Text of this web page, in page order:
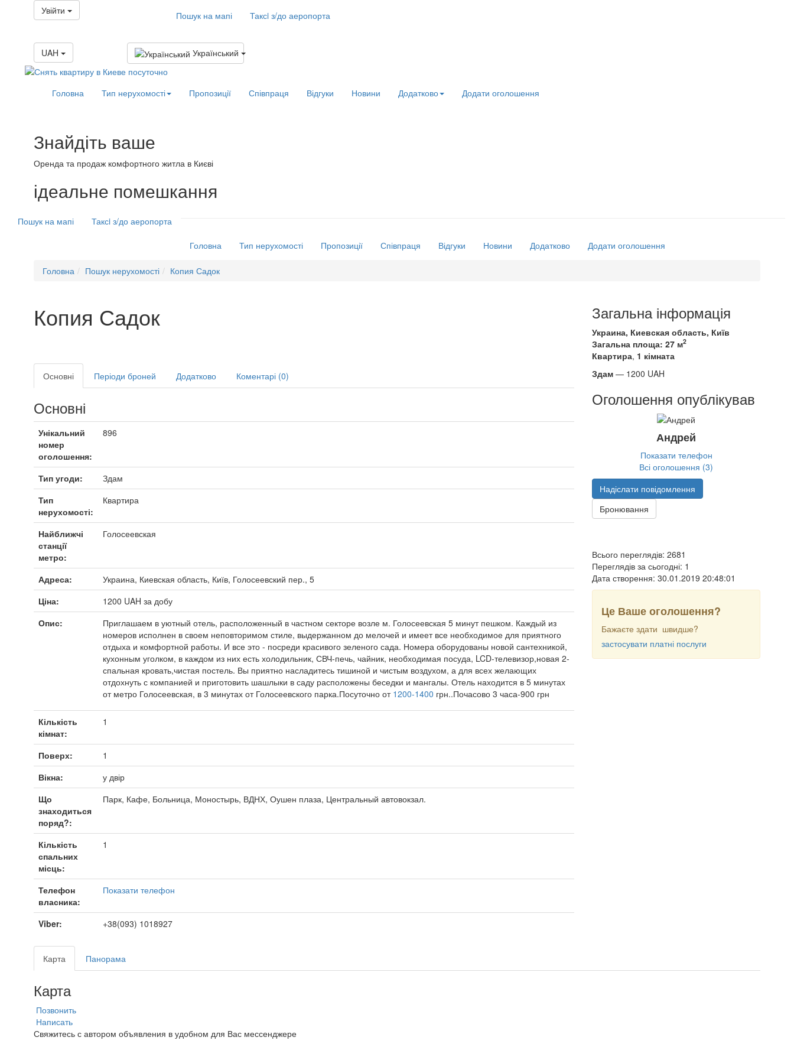
Увійти Пошук на мапі Таксi з/до аеропорта
UAH Український
Головна Тип нерухомості Пропозиції Співпраця Відгуки Новини Додатково Додати оголошення
Знайдіть ваше
Оренда та продаж комфортного житла в Києві
ідеальне помешкання
Пошук на мапі Таксi з/до аеропорта
Головна Тип нерухомості Пропозиції Співпраця Відгуки Новини Додатково Додати оголошення
Головна Пошук нерухомості Копия Садок
Копия Садок
Основні Періоди броней Додатково Коментарі (0)
Основні
Унікальний
номер
оголошення:
896
Тип угоди:
Здам
Тип
нерухомості:
Квартира
Найближчі
станції
метро:
Голосеевская
Адреса:
Украина, Киевская область, Київ, Голосеевский пер., 5
Ціна:
1200 UAH за добу
Опис:
Приглашаем в уютный отель, расположенный в частном секторе возле м. Голосеевская 5 минут пешком. Каждый из
номеров исполнен в своем неповторимом стиле, выдержанном до мелочей и имеет все необходимое для приятного
отдыха и комфортной работы. И все это - посреди красивого зеленого сада. Номера оборудованы новой сантехникой,
кухонным уголком, в каждом из них есть холодильник, СВЧ-печь, чайник, необходимая посуда, LCD-телевизор,новая 2-
спальная кровать,чистая постель. Вы приятно насладитесь тишиной и чистым воздухом, а для всех желающих
отдохнуть с компанией и приготовить шашлыки в саду расположены беседки и мангалы. Отель находится в 5 минутах
от метро Голосеевская, в 3 минутах от Голосеевского парка.Посуточно от 1200-1400 грн..Почасово 3 часа-900 грн
Кількість
кімнат:
1
Поверх:
1
Вікна:
у двір
Що
знаходиться
поряд?:
Парк, Кафе, Больница, Моностырь, ВДНХ, Оушен плаза, Центральный автовокзал.
Кількість
спальних
місць:
1
Телефон
власника:
Показати телефон
Viber: +38(093) 1018927
Загальна інформація
Украина, Киевская область, Київ
Загальна площа: 27 м2
Квартира, 1 кімната
Здам — 1200 UAH
Оголошення опублікував
Андрей
Показати телефон
Всі оголошення (3)
Надіслати повідомлення
Бронювання
Всього переглядів: 2681
Переглядів за сьогодні: 1
Дата створення: 30.01.2019 20:48:01
Це Ваше оголошення?
Бажаєте здати швидше?
застосувати платні послуги
Карта Панорама
Карта
Позвонить
Написать
Свяжитесь с автором объявления в удобном для Вас мессенджере